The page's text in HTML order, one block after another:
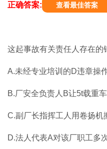
正确答案: 查看最佳答案
这起事故有关责任人存在的
A.未经专业培训的D违章操
B.厂安全负责人B让5t载重
C.副厂长指挥工人用卷扬机
D.法人代表A对该厂职工多